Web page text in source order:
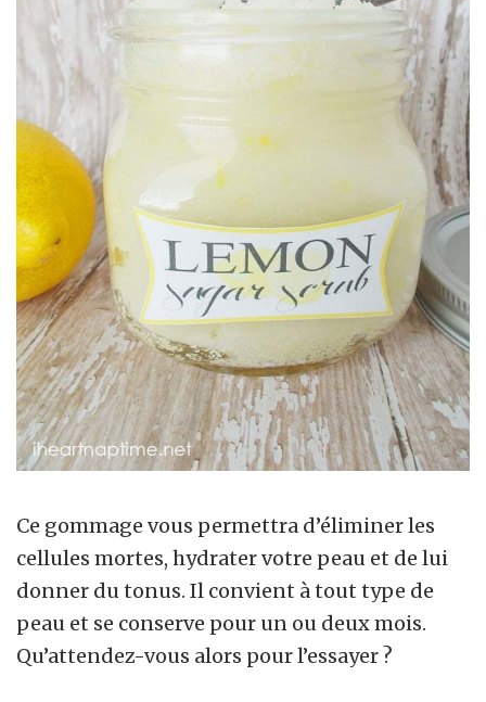
Ce gommage vous permettra d’éliminer les
cellules mortes, hydrater votre peau et de lui
donner du tonus. Il convient à tout type de
peau et se conserve pour un ou deux mois.
Qu’attendez-vous alors pour l’essayer ?